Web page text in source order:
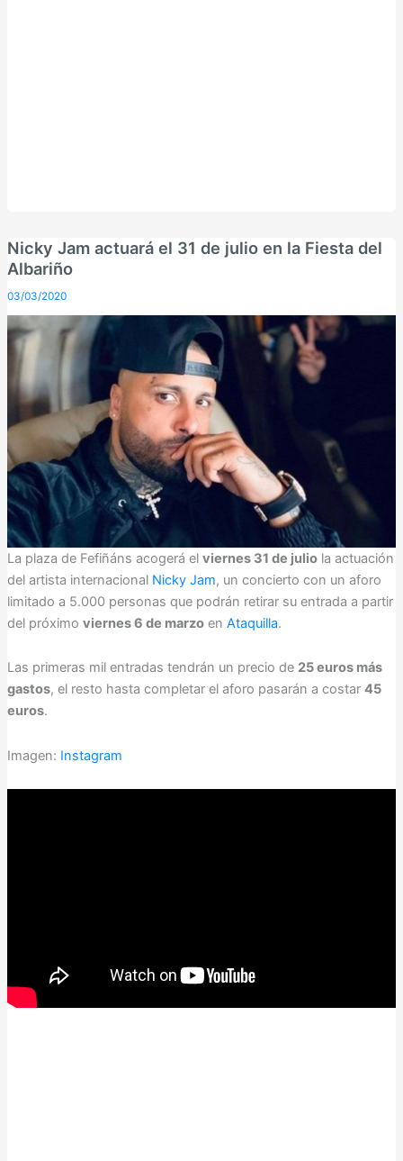
Nicky Jam actuará el 31 de julio en la Fiesta del
Albariño
03/03/2020
La plaza de Fefiñáns acogerá el viernes 31 de juliola actuación
del artista internacional Nicky Jam, un concierto con un aforo
limitado a 5.000 personas que podrán retirar su entrada a partir
del próximo viernes 6 de marzoen Ataquilla.
Las primeras mil entradas tendrán un precio de 25 euros más
gastos, el resto hasta completar el aforo pasarán a costar 45
euros.
Imagen: Instagram